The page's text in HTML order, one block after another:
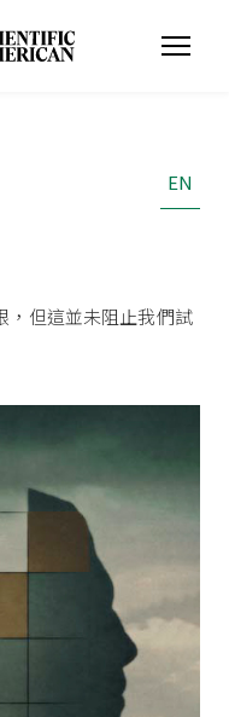
EN
，但這並未阻止我們試